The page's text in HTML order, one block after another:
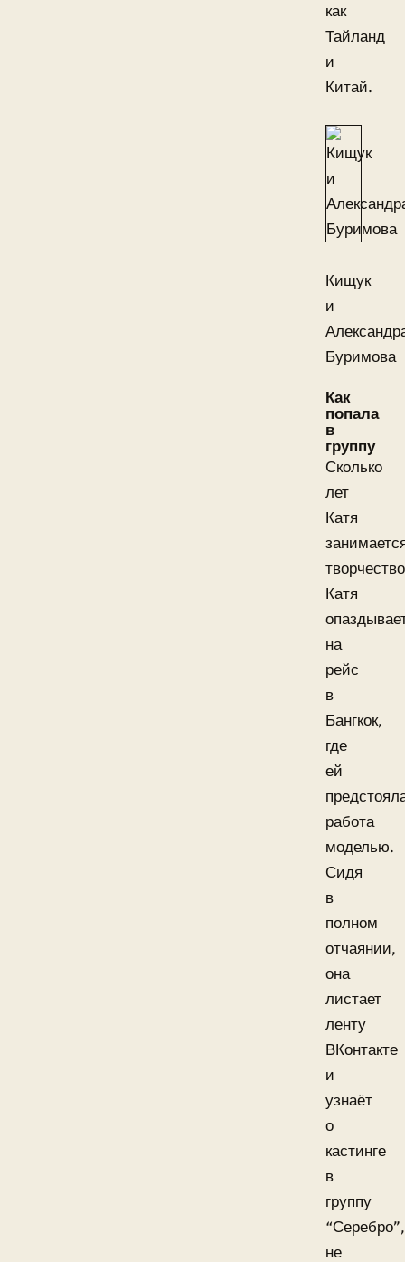
как
Тайланд
и
Китай.
Кищук
и
Буримова
Как
попала
в
группу
Сколько
лет
Катя
Катя
на
рейс
в
Бангкок,
где
ей
работа
моделью.
Сидя
в
полном
отчаянии,
она
листает
ленту
ВКонтакте
и
узнаёт
о
кастинге
в
группу
“Серебро”,
не